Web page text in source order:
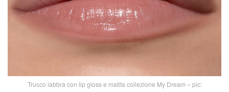
Trucco labbra con lip gloss e matita collezione My Dream – pic: